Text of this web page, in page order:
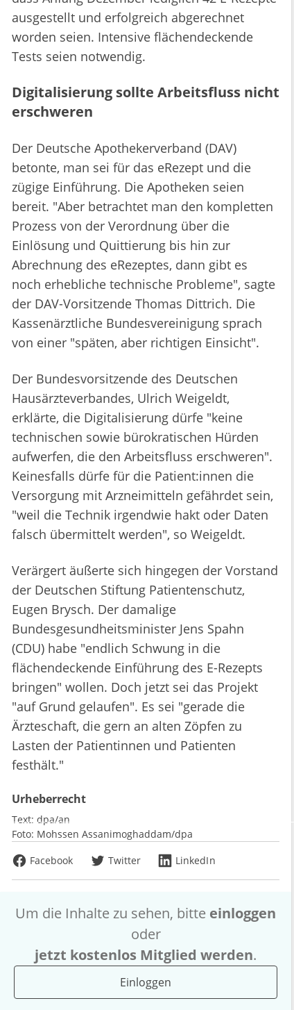
ausgestellt und erfolgreich abgerechnet
worden seien. Intensive flächendeckende
Tests seien notwendig.
Digitalisierung sollte Arbeitsfluss nicht
erschweren
Der Deutsche Apothekerverband (DAV)
betonte, man sei für das eRezept und die
zügige Einführung. Die Apotheken seien
bereit. "Aber betrachtet man den kompletten
Prozess von der Verordnung über die
Einlösung und Quittierung bis hin zur
Abrechnung des eRezeptes, dann gibt es
noch erhebliche technische Probleme", sagte
der DAV-Vorsitzende Thomas Dittrich. Die
Kassenärztliche Bundesvereinigung sprach
von einer "späten, aber richtigen Einsicht".
Der Bundesvorsitzende des Deutschen
Hausärzteverbandes, Ulrich Weigeldt,
erklärte, die Digitalisierung dürfe "keine
technischen sowie bürokratischen Hürden
aufwerfen, die den Arbeitsfluss erschweren".
Keinesfalls dürfe für die Patient:innen die
Versorgung mit Arzneimitteln gefährdet sein,
"weil die Technik irgendwie hakt oder Daten
falsch übermittelt werden", so Weigeldt.
Verärgert äußerte sich hingegen der Vorstand
der Deutschen Stiftung Patientenschutz,
Eugen Brysch. Der damalige
Bundesgesundheitsminister Jens Spahn
(CDU) habe "endlich Schwung in die
flächendeckende Einführung des E-Rezepts
bringen" wollen. Doch jetzt sei das Projekt
"auf Grund gelaufen". Es sei "gerade die
Ärzteschaft, die gern an alten Zöpfen zu
Lasten der Patientinnen und Patienten
festhält."
Urheberrecht
Text: dpa/an
Foto: Mohssen Assanimoghaddam/dpa
Facebook
Twitter LinkedIn
Um die Inhalte zu sehen, bitte einloggen
oder
jetzt kostenlos Mitglied werden.
Einloggen